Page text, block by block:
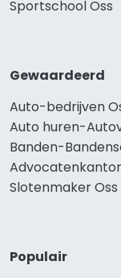
Sportschool Oss
Gewaardeerd
Auto-bedrijven
Auto huren-
Banden-
Slotenmaker Oss
Populair